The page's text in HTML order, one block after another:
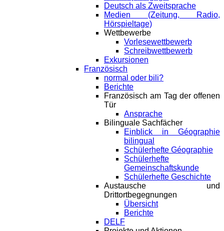
Deutsch als Zweitsprache
Medien (Zeitung, Radio,
Hörspieltage)
Wettbewerbe
Vorlesewettbewerb
Schreibwettbewerb
Exkursionen
Französisch
normal oder bili?
Berichte
Französisch am Tag der offenen
Tür
Ansprache
Bilinguale Sachfächer
Einblick in Géographie
bilingual
Schülerhefte Géographie
Schülerhefte
Gemeinschaftskunde
Schülerhefte Geschichte
Austausche und
Drittortbegegnungen
Übersicht
Berichte
DELF